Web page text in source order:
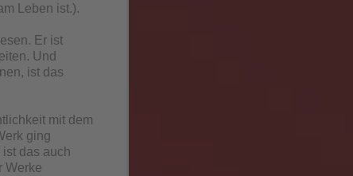
Leben ist.).
Er ist
Und
ist das
mit dem
ging
das auch
Werke